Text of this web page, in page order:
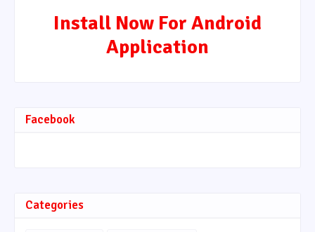
Install Now For Android
Application
Facebook
Categories